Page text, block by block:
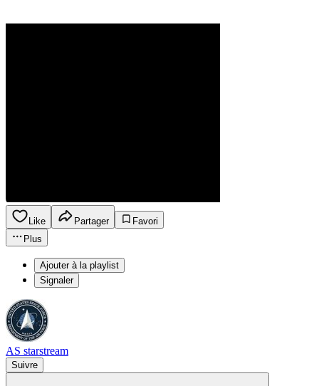
Like Partager
Favori
Plus
Ajouter à la playlist
Signaler
AS starstream
Suivre